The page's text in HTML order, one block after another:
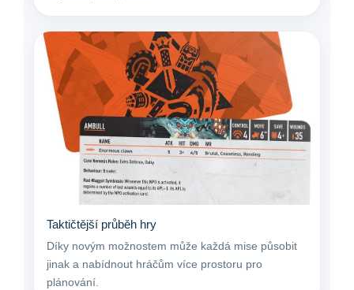
Taktičtější průběh hry
Díky novým možnostem může každá mise působit
jinak a nabídnout hráčům více prostoru pro
plánování.